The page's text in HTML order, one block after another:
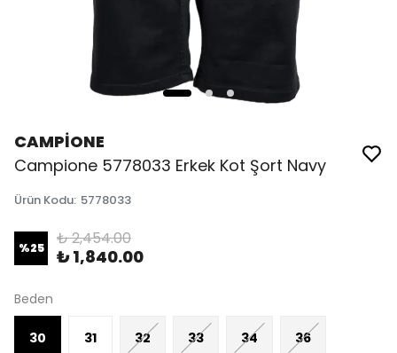
CAMPİONE
Campione 5778033 Erkek Kot Şort Navy
Ürün Kodu: 5778033
%25 ₺ 2,454.00
₺ 1,840.00
Beden
30 31 32 33 34 36